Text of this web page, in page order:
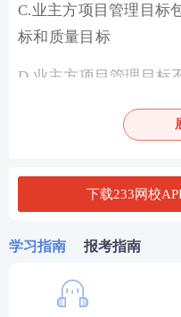
C.业主方项目管理目标
标和质量目标
D.业主方项目管理目标
E.业主方项目管理工作
A.进度
下载233网校
学习指南 报考指南